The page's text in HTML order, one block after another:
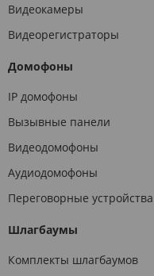
Видеокамеры
Видеорегистраторы
Домофоны
IP домофоны
Вызывные панели
Видеодомофоны
Аудиодомофоны
Переговорные устройства
Шлагбаумы
Комплекты шлагбаумов